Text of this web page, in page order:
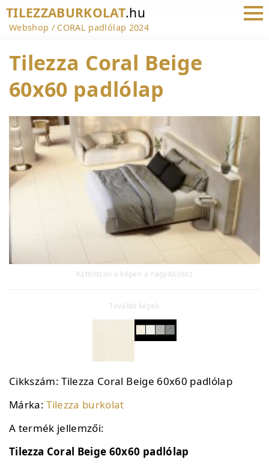
TILEZZABURKOLAT.hu
Webshop CORAL padlólap 2024
Tilezza Coral Beige
60x60 padlólap
Kattintson a képen a nagyításhoz
További képek
Cikkszám:Tilezza Coral Beige 60x60 padlólap
Márka:Tilezza burkolat
A termék jellemzői:
Tilezza Coral Beige 60x60 padlólap